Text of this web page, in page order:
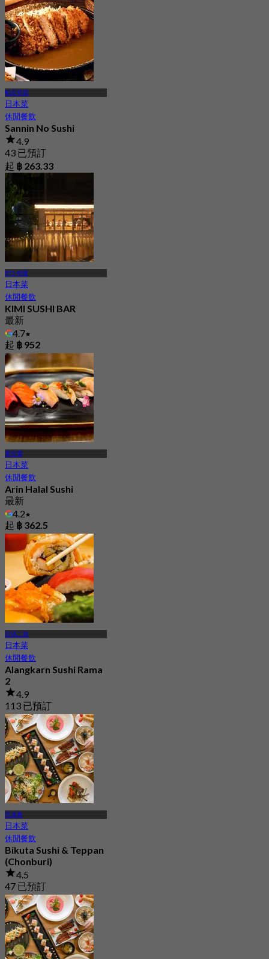
帕宏裕庭
日本菜
休閒餐飲
Sannin No Sushi
4.9
43 已預訂
起 ฿ 263.33
BTS 奇隆
日本菜
休閒餐飲
KIMI SUSHI BAR
最新
4.7
起 ฿ 952
素安鑾
日本菜
休閒餐飲
Arin Halal Sushi
最新
4.2
起 ฿ 362.5
拉瑪二路
日本菜
休閒餐飲
Alangkarn Sushi Rama
2
4.9
113 已預訂
起฿ 250
芭達雅
日本菜
休閒餐飲
Bikuta Sushi & Teppan
(Chonburi)
4.5
47 已預訂
起฿ 574.5